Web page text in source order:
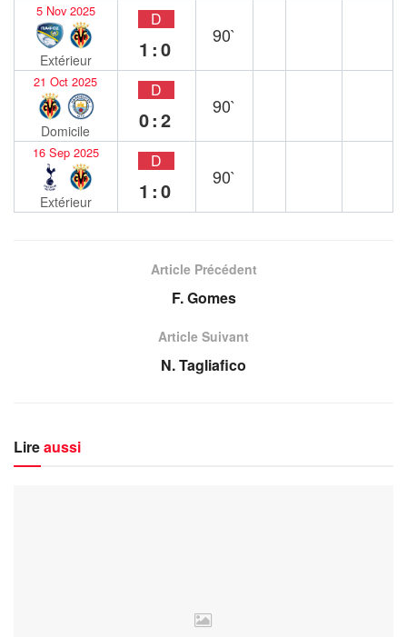
5 Nov 2025
Extérieur
D
1:0
90`
21 Oct 2025
Domicile
D
0:2
90`
16 Sep 2025
Extérieur
D
1:0
90`
Article Précédent
F. Gomes
Article Suivant
N. Tagliafico
Lireaussi